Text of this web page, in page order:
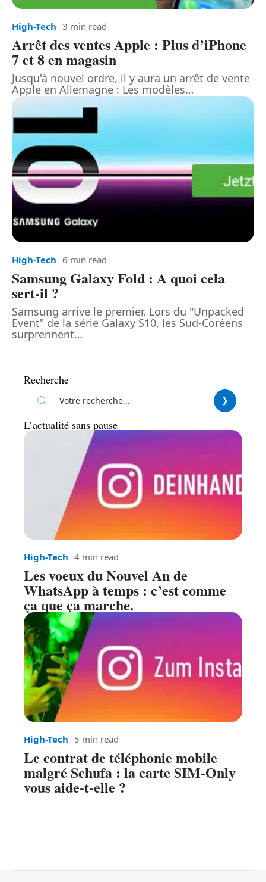
High-Tech 3 min read
Arrêt des ventes Apple : Plus d’iPhone
7 et 8 en magasin
Jusqu'à nouvel ordre, il y aura un arrêt de vente
Apple en Allemagne : Les modèles…
High-Tech 6 min read
Samsung Galaxy Fold : A quoi cela
sert-il ?
Samsung arrive le premier. Lors du "Unpacked
Event" de la série Galaxy S10, les Sud-Coréens
surprennent…
Recherche
L’actualité sans pause
High-Tech 4 min read
Les voeux du Nouvel An de
WhatsApp à temps : c’est comme
ça que ça marche.
High-Tech 5 min read
Le contrat de téléphonie mobile
malgré Schufa : la carte SIM-Only
vous aide-t-elle ?